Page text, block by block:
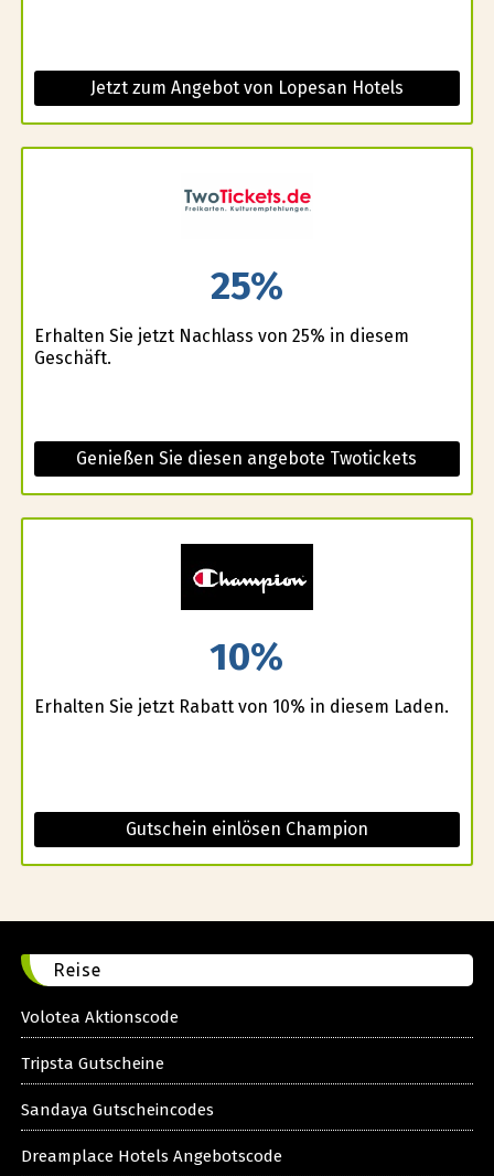
Jetzt zum Angebot von Lopesan Hotels
25%
Erhalten Sie jetzt Nachlass von 25% in diesem
Geschäft.
Genießen Sie diesen angebote Twotickets
10%
Erhalten Sie jetzt Rabatt von 10% in diesem Laden.
Gutschein einlösen Champion
Reise
Volotea Aktionscode
Tripsta Gutscheine
Sandaya Gutscheincodes
Dreamplace Hotels Angebotscode